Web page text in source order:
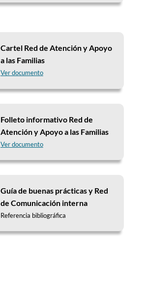
Cartel Red de Atención y Apoyo
a las Familias
Ver documento
Folleto informativo Red de
Atención y Apoyo a las Familias
Ver documento
Guía de buenas prácticas y Red
de Comunicación interna
Referencia bibliográfica